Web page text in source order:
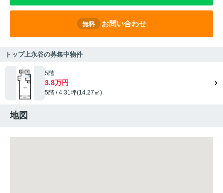
無料 お問い合わせ
トップ上永谷の募集中物件
5階
3.8万円
5階 / 4.31坪(14.27㎡)
地図